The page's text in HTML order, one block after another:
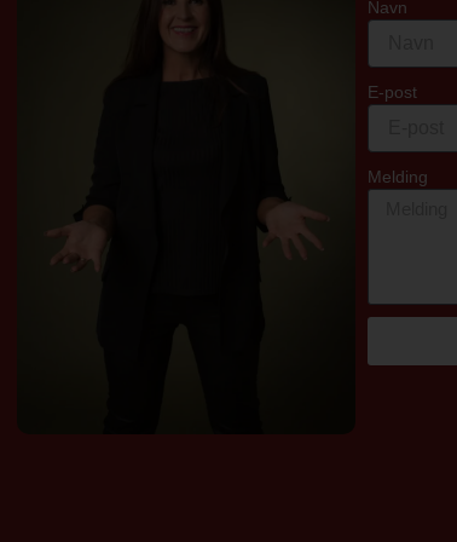
Navn
E-post
Melding